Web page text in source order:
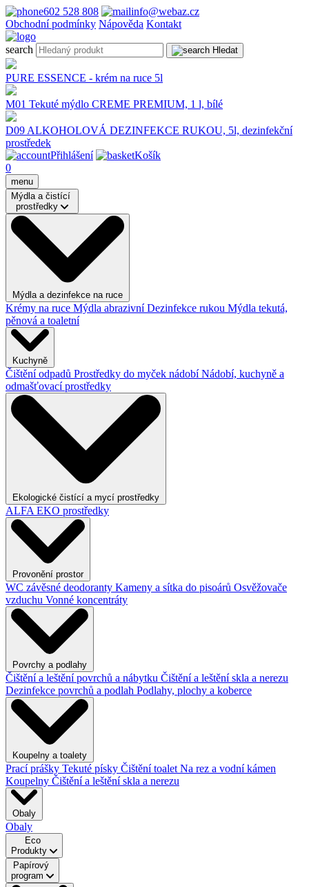
602 528 808
info@webaz.cz
Obchodní podmínky Nápověda Kontakt
search Hledat
PURE ESSENCE - krém na ruce 5l
M01 Tekuté mýdlo CREME PREMIUM, 1 l, bílé
D09 ALKOHOLOVÁ DEZINFEKCE RUKOU, 5l, dezinfekční
prostředek
Přihlášení
Košík
0
menu
Mýdla a čistící
prostředky
Mýdla a dezinfekce na ruce
Krémy na ruce Mýdla abrazivníDezinfekce rukou Mýdla tekutá,
pěnová a toaletní
Kuchyně
Čištění odpadů Prostředky do myček nádobíNádobí, kuchyně a
odmašťovací prostředky
Ekologické čistící a mycí prostředky
ALFA EKO prostředky
Provonění prostor
WC závěsné deodoranty Kameny a sítka do pisoárů Osvěžovače
vzduchu Vonné koncentráty
Povrchy a podlahy
Čištění a leštění povrchů a nábytku Čištění a leštění skla a nerezu
Dezinfekce povrchů a podlah Podlahy, plochy a koberce
Koupelny a toalety
Prací prášky Tekuté písky Čištění toalet Na rez a vodní kámen
Koupelny Čištění a leštění skla a nerezu
Obaly
Obaly
Eco
Produkty
Papírový
program